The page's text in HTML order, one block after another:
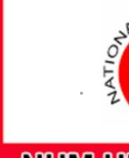
UPNHM
कुल 6,000
आज से
May 09,
क्या है खबर?